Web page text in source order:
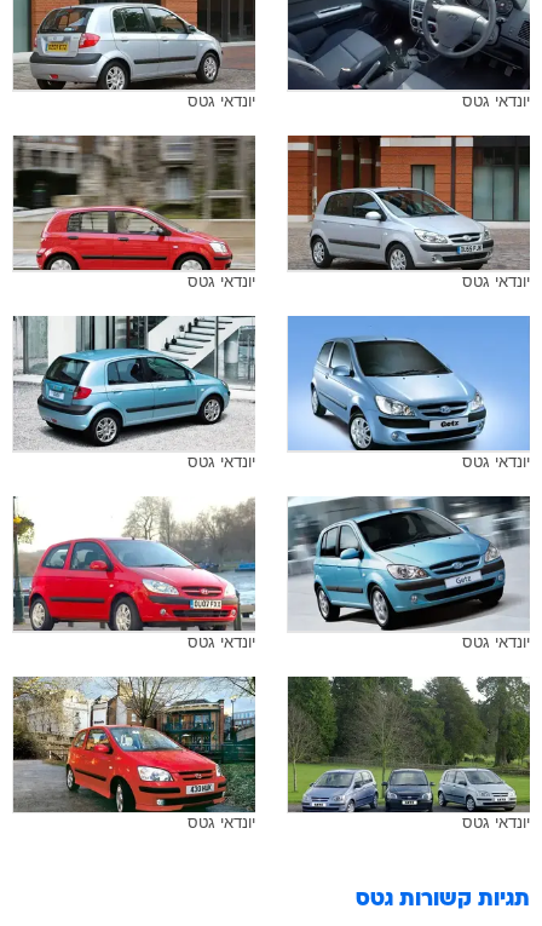
יונדאי גטס יונדאי גטס
יונדאי גטס יונדאי גטס
יונדאי גטס יונדאי גטס
יונדאי גטס יונדאי גטס
יונדאי גטס יונדאי גטס
תגיות קשורות גטס